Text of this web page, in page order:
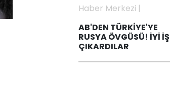
Haber Merkezi |
AB'DEN TÜRKİYE'YE
RUSYA ÖVGÜSÜ! İYİ İŞ
ÇIKARDILAR